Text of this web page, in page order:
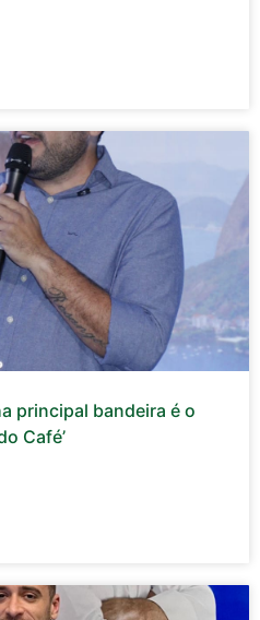
principal bandeira é o
Café’